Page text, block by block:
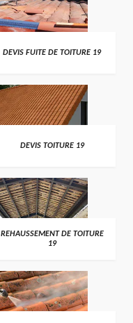
DEVIS FUITE DE TOITURE 19
DEVIS TOITURE 19
REHAUSSEMENT DE TOITURE
19